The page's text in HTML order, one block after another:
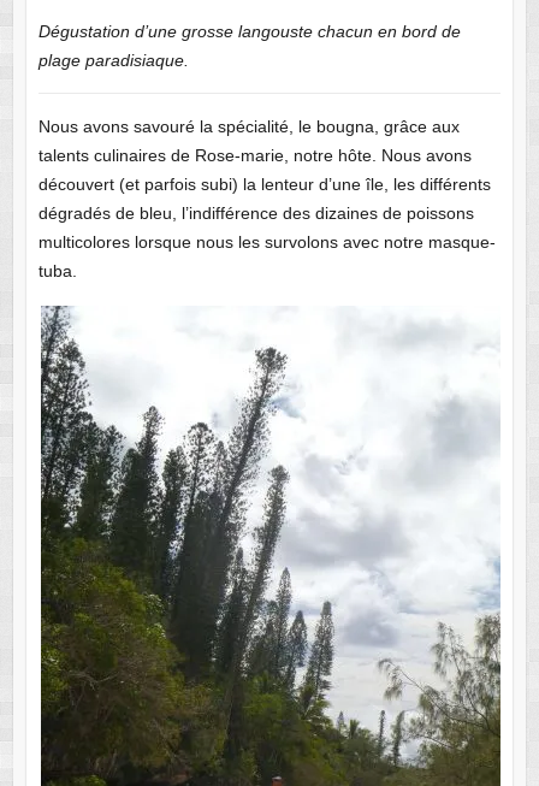
Dégustation d’une grosse langouste chacun en bord de
plage paradisiaque.
Nous avons savouré la spécialité, le bougna, grâce aux
talents culinaires de Rose-marie, notre hôte. Nous avons
découvert (et parfois subi) la lenteur d’une île, les différents
dégradés de bleu, l’indifférence des dizaines de poissons
multicolores lorsque nous les survolons avec notre masque-
tuba.